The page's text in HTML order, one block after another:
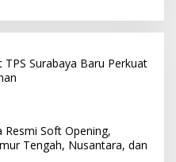
Surabaya Baru Perkuat
Resmi Soft Opening,
Tengah, Nusantara, dan